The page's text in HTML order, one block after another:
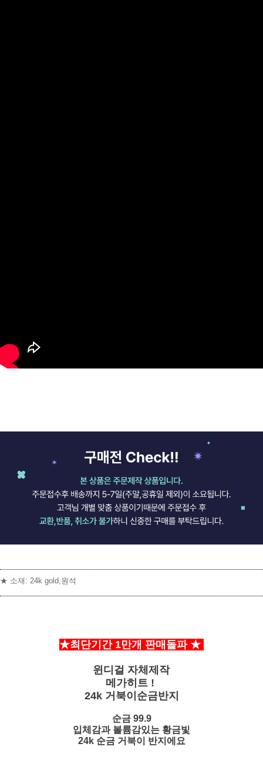
★ 소재: 24k gold,원석
★최단기간 1만개 판매돌파 ★
윈디걸 자체제작
메가히트 !
24k 거북이순금반지
순금 99.9
입체감과 볼륨감있는 황금빛
24k 순금 거북이 반지에요